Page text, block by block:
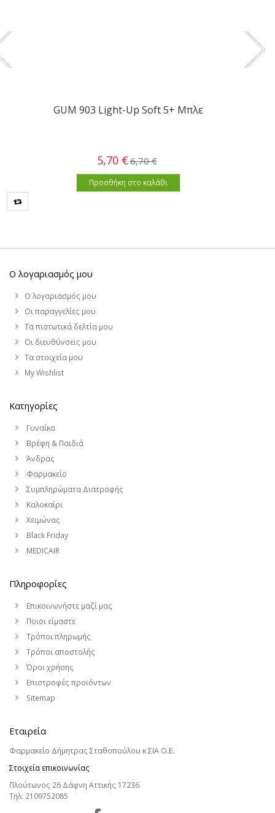
GUM 903 Light-Up Soft 5+ Mπλε
5,70 €6,70 €
Προσθήκη στο καλάθι
Ο λογαριασμός μου
Ο λογαριασμός μου
Οι παραγγελίες μου
Τα πιστωτικά δελτία μου
Οι διευθύνσεις μου
Τα στοιχεία μου
My Wishlist
Κατηγορίες
Γυναίκα
Βρέφη & Παιδιά
Άνδρας
Φαρμακείο
Συμπληρώματα Διατροφής
Καλοκαίρι
Χειμώνας
Black Friday
MEDICAIR
Πληροφορίες
Επικοινωνήστε μαζί μας
Ποιοι είμαστε
Τρόποι πληρωμής
Τρόποι αποστολής
Όροι χρήσης
Επιστροφές προϊόντων
Sitemap
Εταιρεία
Φαρμακείο Δήμητρας Σταθοπούλου κ ΣΙΑ Ο.Ε.
Στοιχεία επικοινωνίας
Πλούτωνος 26 Δάφνη Αττικής 17236
Τηλ: 2109752085